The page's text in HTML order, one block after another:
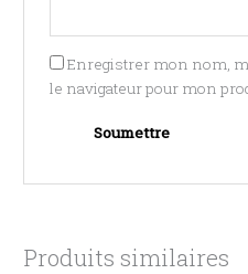
Enregistrer mon nom,
le navigateur pour mon
Produits similaires